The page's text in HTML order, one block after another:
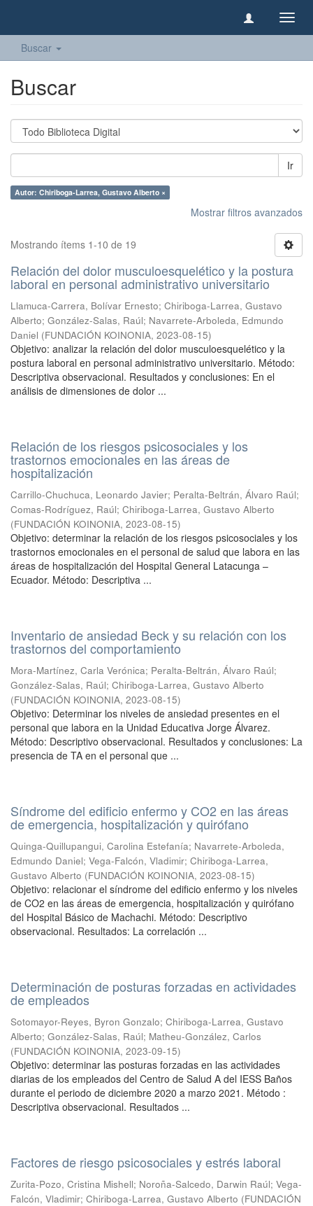
Buscar
Buscar
Ir
Autor: Chiriboga-Larrea, Gustavo Alberto ×
Mostrar filtros avanzados
Mostrando ítems 1-10 de 19
Relación del dolor musculoesquelético y la postura
laboral en personal administrativo universitario
Llamuca-Carrera, Bolívar Ernesto; Chiriboga-Larrea, Gustavo
Alberto; González-Salas, Raúl; Navarrete-Arboleda, Edmundo
Daniel (FUNDACIÓN KOINONIA, 2023-08-15)
Objetivo: analizar la relación del dolor musculoesquelético y la
postura laboral en personal administrativo universitario. Método:
Descriptiva observacional. Resultados y conclusiones: En el
análisis de dimensiones de dolor ...
Relación de los riesgos psicosociales y los
trastornos emocionales en las áreas de
hospitalización
Carrillo-Chuchuca, Leonardo Javier; Peralta-Beltrán, Álvaro Raúl;
Comas-Rodríguez, Raúl; Chiriboga-Larrea, Gustavo Alberto
(FUNDACIÓN KOINONIA, 2023-08-15)
Objetivo: determinar la relación de los riesgos psicosociales y los
trastornos emocionales en el personal de salud que labora en las
áreas de hospitalización del Hospital General Latacunga –
Ecuador. Método: Descriptiva ...
Inventario de ansiedad Beck y su relación con los
trastornos del comportamiento
Mora-Martínez, Carla Verónica; Peralta-Beltrán, Álvaro Raúl;
González-Salas, Raúl; Chiriboga-Larrea, Gustavo Alberto
(FUNDACIÓN KOINONIA, 2023-08-15)
Objetivo: Determinar los niveles de ansiedad presentes en el
personal que labora en la Unidad Educativa Jorge Álvarez.
Método: Descriptivo observacional. Resultados y conclusiones: La
presencia de TA en el personal que ...
Síndrome del edificio enfermo y CO2 en las áreas
de emergencia, hospitalización y quirófano
Quinga-Quillupangui, Carolina Estefanía; Navarrete-Arboleda,
Edmundo Daniel; Vega-Falcón, Vladimir; Chiriboga-Larrea,
Gustavo Alberto (FUNDACIÓN KOINONIA, 2023-08-15)
Objetivo: relacionar el síndrome del edificio enfermo y los niveles
de CO2 en las áreas de emergencia, hospitalización y quirófano
del Hospital Básico de Machachi. Método: Descriptivo
observacional. Resultados: La correlación ...
Determinación de posturas forzadas en actividades
de empleados
Sotomayor-Reyes, Byron Gonzalo; Chiriboga-Larrea, Gustavo
Alberto; González-Salas, Raúl; Matheu-González, Carlos
(FUNDACIÓN KOINONIA, 2023-09-15)
Objetivo: determinar las posturas forzadas en las actividades
diarias de los empleados del Centro de Salud A del IESS Baños
durante el periodo de diciembre 2020 a marzo 2021. Método :
Descriptiva observacional. Resultados ...
Factores de riesgo psicosociales y estrés laboral
Zurita-Pozo, Cristina Mishell; Noroña-Salcedo, Darwin Raúl; Vega-
Falcón, Vladimir; Chiriboga-Larrea, Gustavo Alberto (FUNDACIÓN